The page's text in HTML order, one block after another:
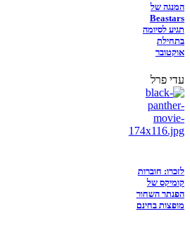
המנגה של
Beastars
תגיע לסיומה
בתחילת
אוקטובר
עדי פרל
לזכרו: חוברות
קומיקס של
הפנתר השחור
מופצות בחינם